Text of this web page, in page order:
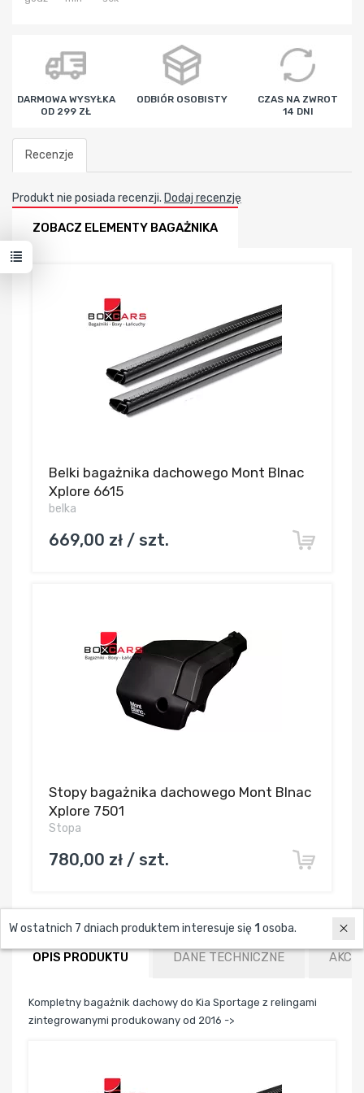
DARMOWA WYSYŁKA
OD 299 ZŁ
ODBIÓR OSOBISTY
CZAS NA ZWROT
14 DNI
Recenzje
Produkt nie posiada recenzji. Dodaj recenzję
ZOBACZ ELEMENTY BAGAŻNIKA
Belki bagażnika dachowego Mont Blnac
Xplore 6615
belka
669,00 zł / szt.
Stopy bagażnika dachowego Mont Blnac
Xplore 7501
Stopa
780,00 zł / szt.
OPIS PRODUKTU DANE TECHNICZNE
Kompletny bagażnik dachowy do Kia Sportage z relingami
zintegrowanymi produkowany od 2016 ->
W ostatnich 7 dniach produktem interesuje się 1 osoba.